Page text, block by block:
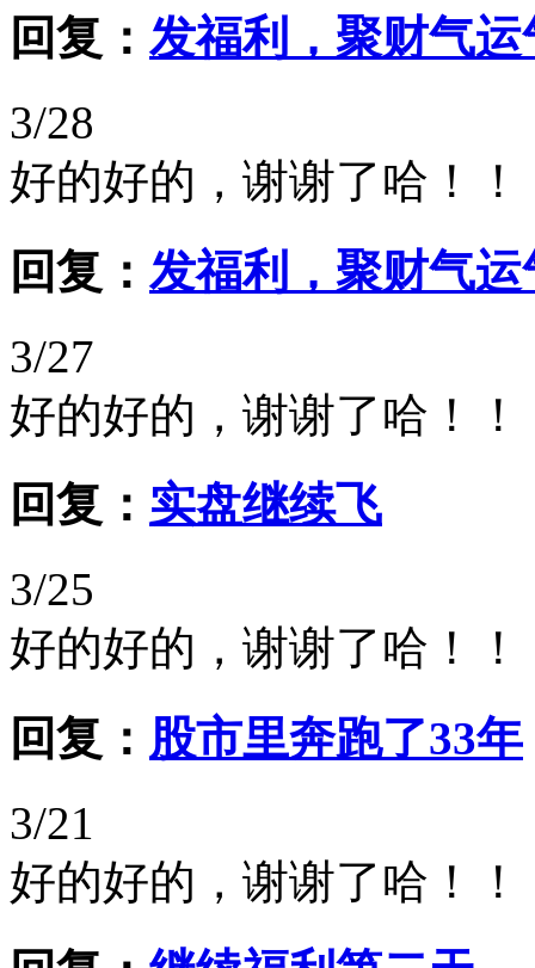
回复： 发福利，聚财气运
3/28
好的好的，谢谢了哈！！
回复： 发福利，聚财气运
3/27
好的好的，谢谢了哈！！
回复： 实盘继续飞
3/25
好的好的，谢谢了哈！！
回复： 股市里奔跑了33年
3/21
好的好的，谢谢了哈！！